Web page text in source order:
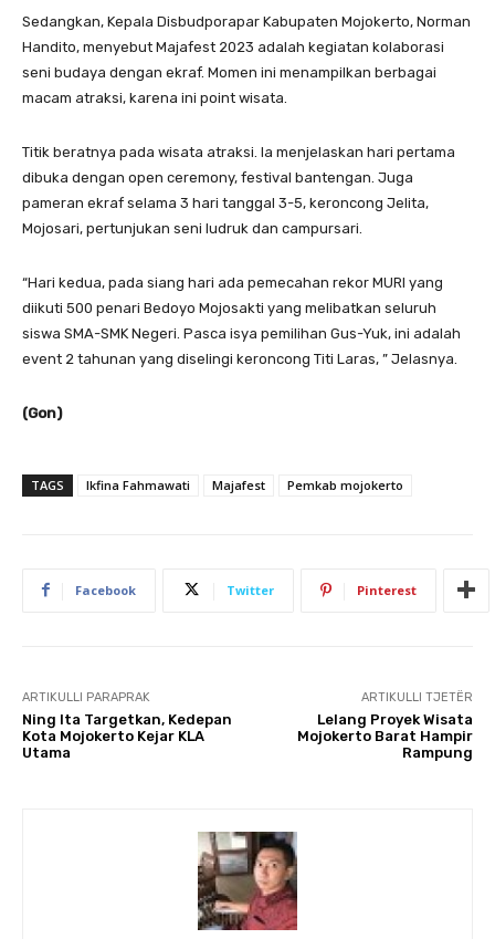
Sedangkan, Kepala Disbudporapar Kabupaten Mojokerto, Norman
Handito, menyebut Majafest 2023 adalah kegiatan kolaborasi
seni budaya dengan ekraf. Momen ini menampilkan berbagai
macam atraksi, karena ini point wisata.
Titik beratnya pada wisata atraksi. Ia menjelaskan hari pertama
dibuka dengan open ceremony, festival bantengan. Juga
pameran ekraf selama 3 hari tanggal 3-5, keroncong Jelita,
Mojosari, pertunjukan seni ludruk dan campursari.
“Hari kedua, pada siang hari ada pemecahan rekor MURI yang
diikuti 500 penari Bedoyo Mojosakti yang melibatkan seluruh
siswa SMA-SMK Negeri. Pasca isya pemilihan Gus-Yuk, ini adalah
event 2 tahunan yang diselingi keroncong Titi Laras, ” Jelasnya.
(Gon)
TAGS Ikfina Fahmawati Majafest Pemkab mojokerto
Facebook Twitter Pinterest
ARTIKULLI PARAPRAK
Ning Ita Targetkan, Kedepan
Kota Mojokerto Kejar KLA
Utama
ARTIKULLI TJETËR
Lelang Proyek Wisata
Mojokerto Barat Hampir
Rampung